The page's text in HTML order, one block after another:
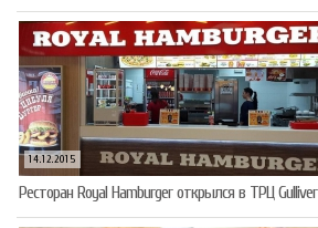
14.12.2015
Ресторан Royal Hamburger открылся в ТРЦ Gulliver